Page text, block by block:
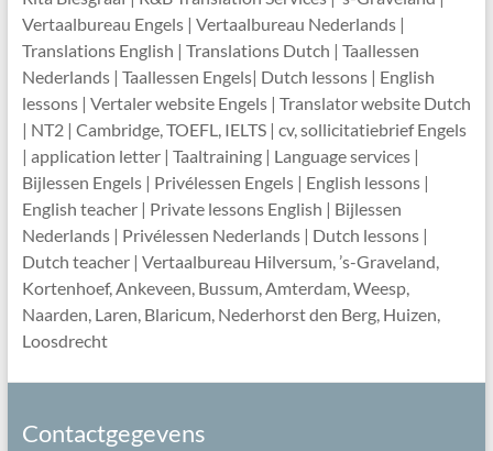
Vertaalbureau Engels | Vertaalbureau Nederlands |
Translations English | Translations Dutch | Taallessen
Nederlands | Taallessen Engels| Dutch lessons | English
lessons | Vertaler website Engels | Translator website Dutch
| NT2 | Cambridge, TOEFL, IELTS | cv, sollicitatiebrief Engels
| application letter | Taaltraining | Language services |
Bijlessen Engels | Privélessen Engels | English lessons |
English teacher | Private lessons English | Bijlessen
Nederlands | Privélessen Nederlands | Dutch lessons |
Dutch teacher | Vertaalbureau Hilversum, ’s-Graveland,
Kortenhoef, Ankeveen, Bussum, Amterdam, Weesp,
Naarden, Laren, Blaricum, Nederhorst den Berg, Huizen,
Loosdrecht
Contactgegevens